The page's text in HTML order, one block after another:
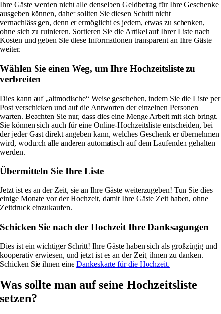
Ihre Gäste werden nicht alle denselben Geldbetrag für Ihre Geschenke
ausgeben können, daher sollten Sie diesen Schritt nicht
vernachlässigen, denn er ermöglicht es jedem, etwas zu schenken,
ohne sich zu ruinieren. Sortieren Sie die Artikel auf Ihrer Liste nach
Kosten und geben Sie diese Informationen transparent an Ihre Gäste
weiter.
Wählen Sie einen Weg, um Ihre Hochzeitsliste zu
verbreiten
Dies kann auf „altmodische“ Weise geschehen, indem Sie die Liste per
Post verschicken und auf die Antworten der einzelnen Personen
warten. Beachten Sie nur, dass dies eine Menge Arbeit mit sich bringt.
Sie können sich auch für eine Online-Hochzeitsliste entscheiden, bei
der jeder Gast direkt angeben kann, welches Geschenk er übernehmen
wird, wodurch alle anderen automatisch auf dem Laufenden gehalten
werden.
Übermitteln Sie Ihre Liste
Jetzt ist es an der Zeit, sie an Ihre Gäste weiterzugeben! Tun Sie dies
einige Monate vor der Hochzeit, damit Ihre Gäste Zeit haben, ohne
Zeitdruck einzukaufen.
Schicken Sie nach der Hochzeit Ihre Danksagungen
Dies ist ein wichtiger Schritt! Ihre Gäste haben sich als großzügig und
kooperativ erwiesen, und jetzt ist es an der Zeit, ihnen zu danken.
Schicken Sie ihnen eine Dankeskarte für die Hochzeit.
Was sollte man auf seine Hochzeitsliste
setzen?